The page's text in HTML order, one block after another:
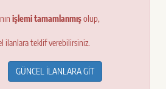
işlemi tamamlanmışolup,
ilanlara teklif verebilirsiniz.
GÜNCEL İLANLARA GİT